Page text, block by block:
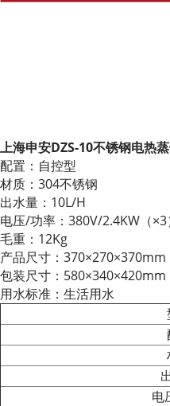
上海申安DZS-10不锈钢电热
配置：自控型
材质：304不锈钢
出水量：10L/H
电压/功率：380V/2.4KW（×3
毛重：12Kg
产品尺寸：370×270×370mm
包装尺寸：580×340×420mm
用水标准：生活用水
电